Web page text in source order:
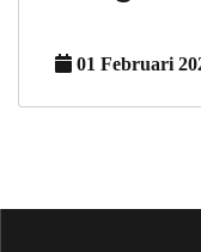
01 Februari